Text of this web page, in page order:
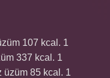
107 kcal. 1
337 kcal. 1
üzüm 85 kcal. 1